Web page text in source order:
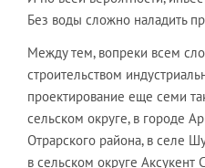
Без воды сложно наладить
Между тем, вопреки всем
строительством
проектирование еще семи
сельском округе, в городе
Отрарского района, в селе
в сельском округе Аксукент